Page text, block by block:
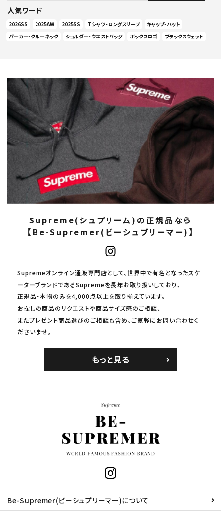
人気ワード
2026SS 2025AW 2025SS Tシャツ・ロングスリーブ
キャップ・ハット
パーカー・クルーネック
ショルダー・ウエストバッグ ボックスロゴ ブラックスウェット
Supreme(シュプリーム)の正規品なら
【Be-Supremer(ビーシュプリーマー)】
Supremeオンライン通販専門店として、世界中で有名となったスケ
ーターブランドであるSupremeを長年お取り扱いしており、
正規品・本物のみを4,000点以上を取り揃えています。
お探しの商品のリクエストや商品サイズ感のご相談、
またプレゼント商品選びのご相談も含め、ご気軽にお問い合わせく
ださいませ。
もっと見る
Be-Supremer(ビーシュプリーマー)について